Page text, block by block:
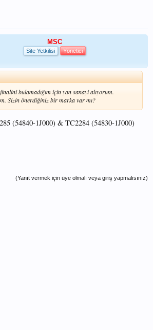
MSC
Site Yetkilisi Yönetici
bulamadığım için yan sanayi alıyorum.
Sizin önerdiğiniz bir marka var mı?
(54840-1J000) & TC2284 (54830-1J000)
(Yanıt vermek için üye olmalı veya giriş yapmalısınız)